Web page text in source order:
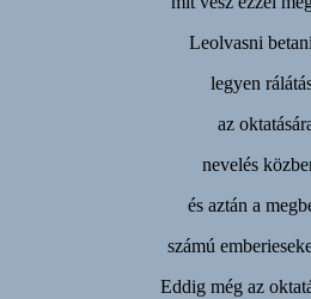
Leolvasni
legyen
az
nevelés
és aztán a
számú
Eddig még az